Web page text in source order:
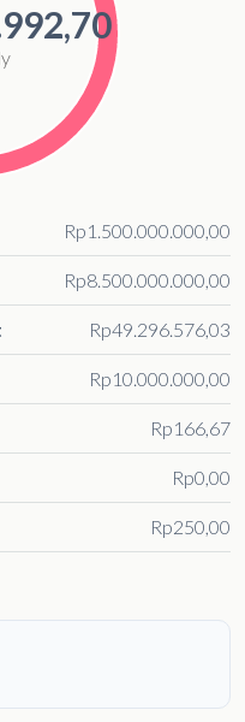
Rp1.500.000.000,00
Rp8.500.000.000,00
Rp49.296.576,03
Rp10.000.000,00
Rp166,67
Rp0,00
Rp250,00